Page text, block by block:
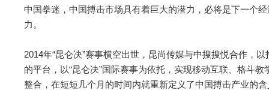
中国拳迷，中国搏击市场具有着巨大的潜力，必将是下一个
力。
2014年“昆仑决”赛事横空出世，昆尚传媒与中搜搜悦合作，
的平台，以“昆仑决”国际赛事为依托，实现移动互联、格斗
整合，在短短几个月的时间内就重新定义了中国搏击产业的